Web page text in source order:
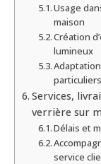
Usage
maison
Création
lumineux
Services,
verrière sur
Délais et
service